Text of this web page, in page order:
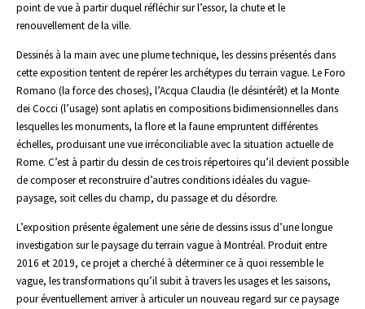
point de vue à partir duquel réfléchir sur l’essor, la chute et le
renouvellement de la ville.
Dessinés à la main avec une plume technique, les dessins présentés dans
cette exposition tentent de repérer les archétypes du terrain vague. Le Foro
Romano (la force des choses), l’Acqua Claudia (le désintérêt) et la Monte
dei Cocci (l’usage) sont aplatis en compositions bidimensionnelles dans
lesquelles les monuments, la flore et la faune empruntent différentes
échelles, produisant une vue irréconciliable avec la situation actuelle de
Rome. C’est à partir du dessin de ces trois répertoires qu’il devient possible
de composer et reconstruire d’autres conditions idéales du vague-
paysage, soit celles du champ, du passage et du désordre.
L’exposition présente également une série de dessins issus d’une longue
investigation sur le paysage du terrain vague à Montréal. Produit entre
2016 et 2019, ce projet a cherché à déterminer ce à quoi ressemble le
vague, les transformations qu’il subit à travers les usages et les saisons,
pour éventuellement arriver à articuler un nouveau regard sur ce paysage